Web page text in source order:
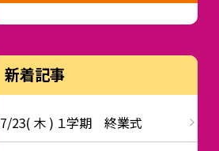
新着記事
7/23( 木 ) １学期 終業式